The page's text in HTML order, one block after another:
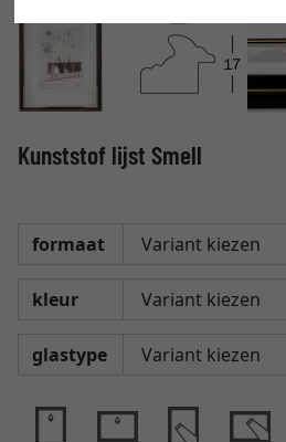
Kunststof lijst Smell
formaat
kleur
glastype